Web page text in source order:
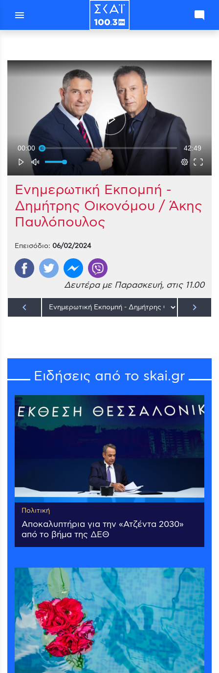
menu mode_comment
00:00 42:49
Ενημερωτική Εκπομπή -
Δημήτρης Οικονόμου / Άκης
Παυλόπουλος
Επεισόδιο: 06/02/2024
Δευτέρα με Παρασκευή, στις 11.00
keyboard_arrow_left keyboard_arrow_right
Ειδήσεις από το skai.gr
Πολιτική
Αποκαλυπτήρια για την «Ατζέντα 2030»
από το βήμα της ΔΕΘ